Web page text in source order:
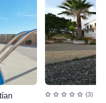
(3)